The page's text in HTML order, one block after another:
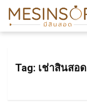
Tag: เช่าสินสอด